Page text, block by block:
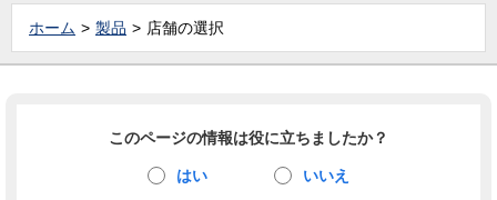
ホーム 製品 店舗の選択
このページの情報は役に立ちましたか？
はい いいえ